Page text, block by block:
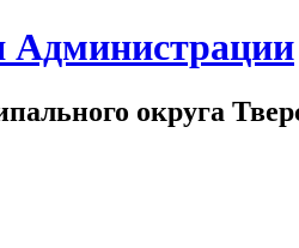
Администрации
округа